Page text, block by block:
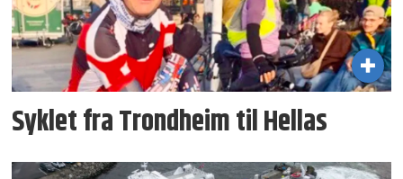
Syklet fra Trondheim til Hellas